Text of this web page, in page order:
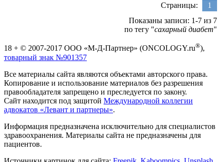
Страницы:
1
Показаны записи: 1-7 из 7
по тегу "сахарный диабет"
18 + © 2007-2017 ООО «М-Д-Партнер» (ONCOLOGY.ru®),
товарный знак №901357
Все материалы сайта являются объектами авторского права.
Копирование и использование материалов без разрешения
правообладателя запрещено и преследуется по закону.
Сайт находится под защитой Международной коллегии
адвокатов «Левант и партнеры».
Информация предназначена исключительно для специалистов
здравоохранения. Материалы сайта не предназначены для
пациентов.